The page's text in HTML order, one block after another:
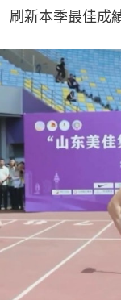
刷新本季最佳成